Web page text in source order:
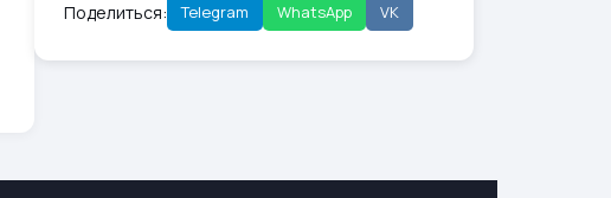
Поделиться: Telegram WhatsApp VK